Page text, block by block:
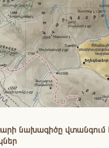
նախագիծը